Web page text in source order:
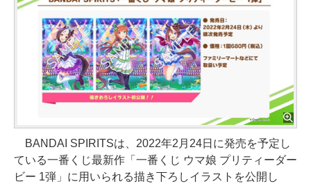
BANDAI SPIRITSは、2022年2月24日に発売を予定し
ている一番くじ最新作「一番くじ ウマ娘 プリティーダー
ビー 1弾」に用いられる描き下ろしイラストを公開し